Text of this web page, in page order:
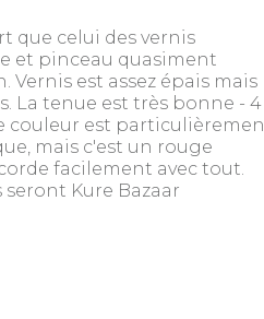
que celui des vernis
et pinceau quasiment
est assez épais mais
La tenue est très bonne - 4
couleur est
mais c'est un rouge
facilement avec tout.
seront Kure Bazaar